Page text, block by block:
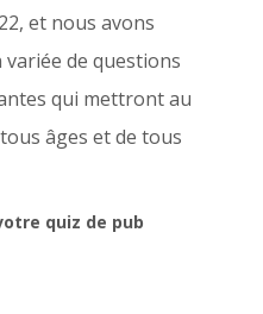
et nous avons
de questions
qui mettront au
âges et de tous
quiz de pub